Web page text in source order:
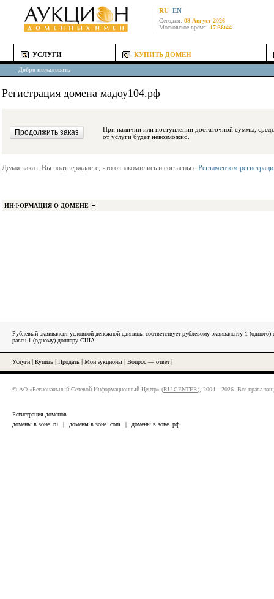
RU EN
Сегодня: 08 Август 2026
Московское время: 17:36:44
УСЛУГИ КУПИТЬ ДОМЕН
Добро пожаловать
Регистрация домена мадоу104.рф
При наличии или поступлении достаточной суммы, средства будут
от услуги будет невозможно.
Делая заказ, Вы подтверждаете, что ознакомились и согласны с Регламентом
ИНФОРМАЦИЯ О ДОМЕНЕ
Рублевый эквивалент условной денежной единицы соответствует рублевому эквиваленту 1
равен 1 (одному) доллару США.
Услуги Купить Продать Мои аукционы Вопрос — ответ|
© АО «Региональный Сетевой Информационный Центр» (RU-CENTER), 2004—2026. Все права
Регистрация доменов
домены в зоне .ru
| домены в зоне .com | домены в зоне .рф